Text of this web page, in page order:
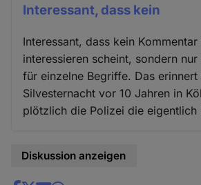
Interessant, dass kein
Interessant, dass kein
interessieren scheint, sondern
für einzelne Begriffe. Das erinnert
Silvesternacht vor 10 Jahren in
plötzlich die Polizei die eigentlich
Diskussion anzeigen